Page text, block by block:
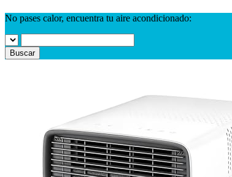
No pases calor, encuentra tu aire acondicionado:
Buscar